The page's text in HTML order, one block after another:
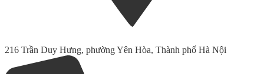
216 Trần Duy Hưng, phường Yên Hòa, Thành phố Hà Nội